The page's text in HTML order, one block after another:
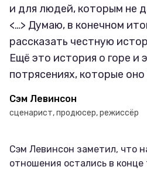
и для людей, которым не
<…> Думаю, в конечном
рассказать честную
Ещё это история о горе и
потрясениях, которые
Сэм Левинсон
сценарист, продюсер, режиссёр
Сэм Левинсон заметил, что
отношения остались в конце